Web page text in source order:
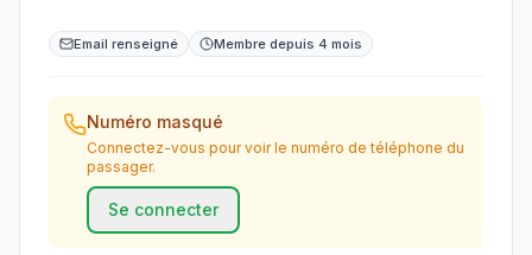
Email renseigné Membre depuis 4 mois
Numéro masqué
Connectez-vous pour voir le numéro de téléphone du
passager.
Se connecter